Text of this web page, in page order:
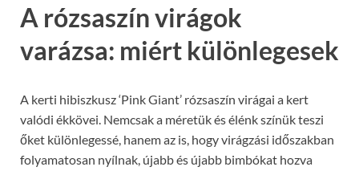
A rózsaszín virágok
varázsa: miért különlegesek
A kerti hibiszkusz ‘Pink Giant’ rózsaszín virágai a kert
valódi ékkövei. Nemcsak a méretük és élénk színük teszi
őket különlegessé, hanem az is, hogy virágzási időszakban
folyamatosan nyílnak, újabb és újabb bimbókat hozva